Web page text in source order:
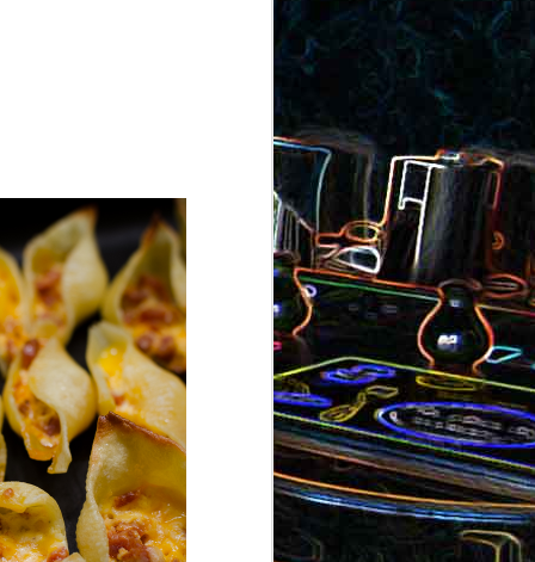
jambon Canistrelli aux amandes et
aux noisettes